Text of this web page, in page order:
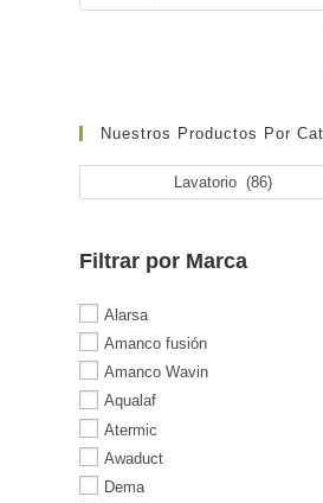
Nuestros Productos Por
Filtrar por Marca
Alarsa
Amanco fusión
Amanco Wavin
Aqualaf
Atermic
Awaduct
Dema